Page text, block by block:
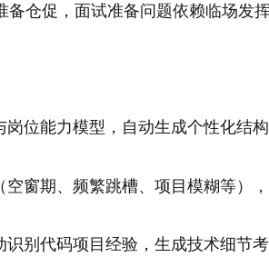
备仓促，面试准备问题依赖临场发
岗位能力模型，自动生成个性化结
空窗期、频繁跳槽、项目模糊等）
识别代码项目经验，生成技术细节